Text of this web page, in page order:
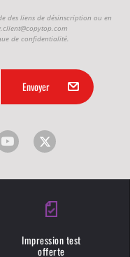
des liens de désinscription ou en
de confidentialité.
Impression test
offerte